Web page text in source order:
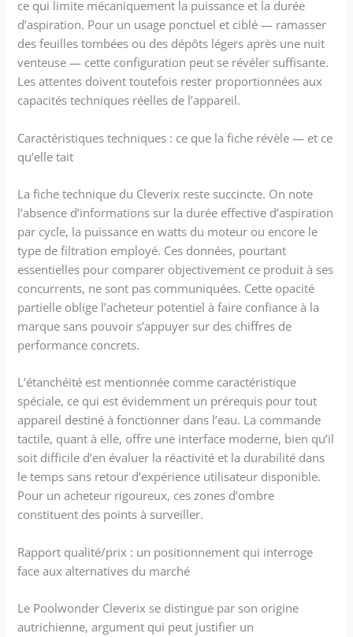
ce qui limite mécaniquement la puissance et la durée
d’aspiration. Pour un usage ponctuel et ciblé — ramasser
des feuilles tombées ou des dépôts légers après une nuit
venteuse — cette configuration peut se révéler suffisante.
Les attentes doivent toutefois rester proportionnées aux
capacités techniques réelles de l’appareil.
Caractéristiques techniques : ce que la fiche révèle — et ce
qu’elle tait
La fiche technique du Cleverix reste succincte. On note
l’absence d’informations sur la durée effective d’aspiration
par cycle, la puissance en watts du moteur ou encore le
type de filtration employé. Ces données, pourtant
essentielles pour comparer objectivement ce produit à ses
concurrents, ne sont pas communiquées. Cette opacité
partielle oblige l’acheteur potentiel à faire confiance à la
marque sans pouvoir s’appuyer sur des chiffres de
performance concrets.
L’étanchéité est mentionnée comme caractéristique
spéciale, ce qui est évidemment un prérequis pour tout
appareil destiné à fonctionner dans l’eau. La commande
tactile, quant à elle, offre une interface moderne, bien qu’il
soit difficile d’en évaluer la réactivité et la durabilité dans
le temps sans retour d’expérience utilisateur disponible.
Pour un acheteur rigoureux, ces zones d’ombre
constituent des points à surveiller.
Rapport qualité/prix : un positionnement qui interroge
face aux alternatives du marché
Le Poolwonder Cleverix se distingue par son origine
autrichienne, argument qui peut justifier un